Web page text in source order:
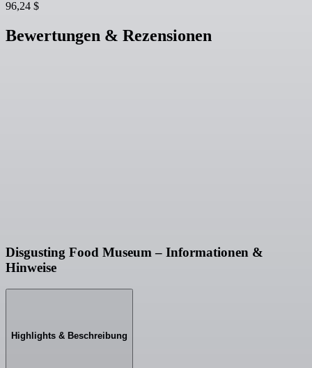
96,24 $
Bewertungen & Rezensionen
Disgusting Food Museum – Informationen &
Hinweise
Highlights & Beschreibung